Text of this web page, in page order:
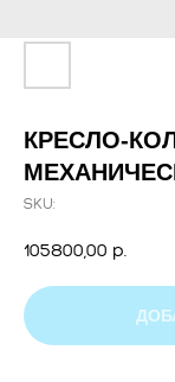
КРЕСЛО-
SKU:
105800,00 р.